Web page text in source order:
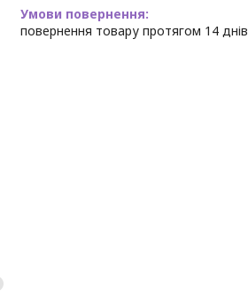
повернення товару протягом 14 днів